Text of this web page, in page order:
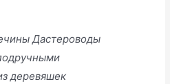
Дастероводы
деревяшек